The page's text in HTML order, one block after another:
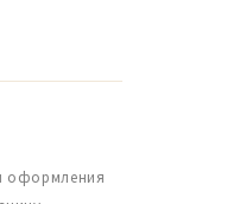
оформления